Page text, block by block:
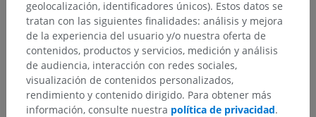
geolocalización, identificadores únicos). Estos datos se
tratan con las siguientes finalidades: análisis y mejora
de la experiencia del usuario y/o nuestra oferta de
contenidos, productos y servicios, medición y análisis
de audiencia, interacción con redes sociales,
visualización de contenidos personalizados,
rendimiento y contenido dirigido. Para obtener más
información, consulte nuestra política de privacidad.